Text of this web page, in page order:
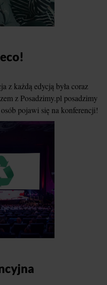
z każdą edycją była coraz
z Posadzimy.pl posadzimy
pojawi się na konferencji!